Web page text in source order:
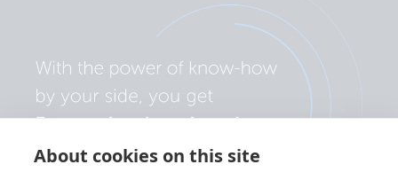
About cookies on this site